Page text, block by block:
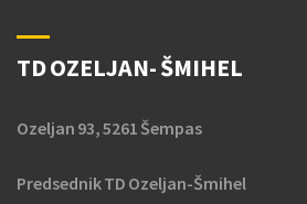
TD OZELJAN- ŠMIHEL
Ozeljan 93, 5261 Šempas
Predsednik TD Ozeljan-Šmihel